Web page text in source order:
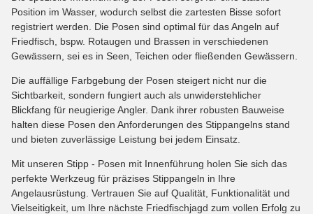
Position im Wasser, wodurch selbst die zartesten Bisse sofort
registriert werden. Die Posen sind optimal für das Angeln auf
Friedfisch, bspw. Rotaugen und Brassen in verschiedenen
Gewässern, sei es in Seen, Teichen oder fließenden Gewässern.
Die auffällige Farbgebung der Posen steigert nicht nur die
Sichtbarkeit, sondern fungiert auch als unwiderstehlicher
Blickfang für neugierige Angler. Dank ihrer robusten Bauweise
halten diese Posen den Anforderungen des Stippangelns stand
und bieten zuverlässige Leistung bei jedem Einsatz.
Mit unseren Stipp - Posen mit Innenführung holen Sie sich das
perfekte Werkzeug für präzises Stippangeln in Ihre
Angelausrüstung. Vertrauen Sie auf Qualität, Funktionalität und
Vielseitigkeit, um Ihre nächste Friedfischjagd zum vollen Erfolg zu